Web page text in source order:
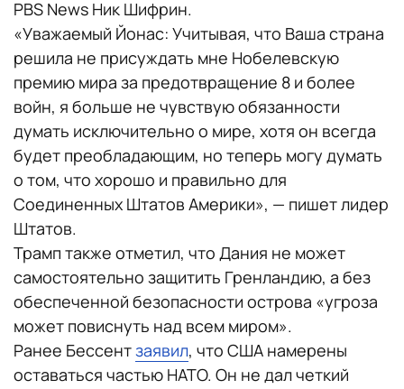
PBS News Ник Шифрин.
«Уважаемый Йонас: Учитывая, что Ваша страна
решила не присуждать мне Нобелевскую
премию мира за предотвращение 8 и более
войн, я больше не чувствую обязанности
думать исключительно о мире, хотя он всегда
будет преобладающим, но теперь могу думать
о том, что хорошо и правильно для
Соединенных Штатов Америки», — пишет лидер
Штатов.
Трамп также отметил, что Дания не может
самостоятельно защитить Гренландию, а без
обеспеченной безопасности острова «угроза
может повиснуть над всем миром».
Ранее Бессентзаявил, что США намерены
оставаться частью НАТО. Он не дал четкий